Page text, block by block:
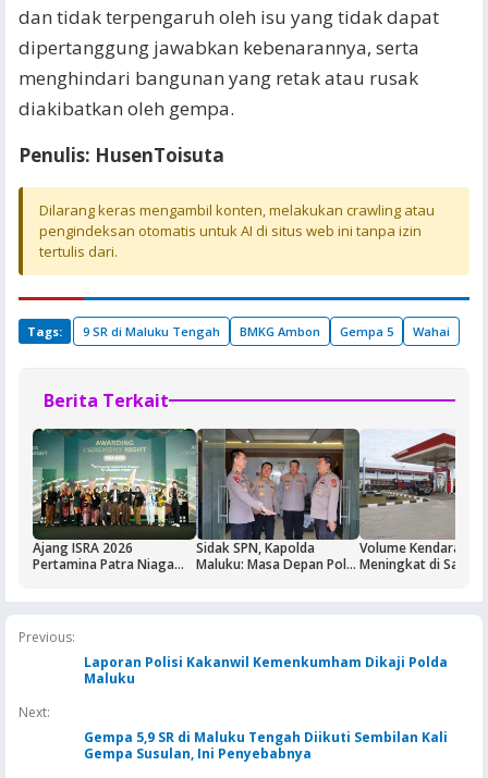
dan tidak terpengaruh oleh isu yang tidak dapat
dipertanggung jawabkan kebenarannya, serta
menghindari bangunan yang retak atau rusak
diakibatkan oleh gempa.
Penulis: HusenToisuta
Dilarang keras mengambil konten, melakukan crawling atau
pengindeksan otomatis untuk AI di situs web ini tanpa izin
tertulis dari.
Tags: 9 SR di Maluku Tengah BMKG Ambon Gempa 5 Wahai
Berita Terkait
Ajang ISRA 2026
Pertamina Patra Niaga
Sidak SPN, Kapolda
Maluku: Masa Depan Polri
Volume Kendaraan
Meningkat di
Previous:
Laporan Polisi Kakanwil Kemenkumham Dikaji Polda
Maluku
Next:
Gempa 5,9 SR di Maluku Tengah Diikuti Sembilan Kali
Gempa Susulan, Ini Penyebabnya